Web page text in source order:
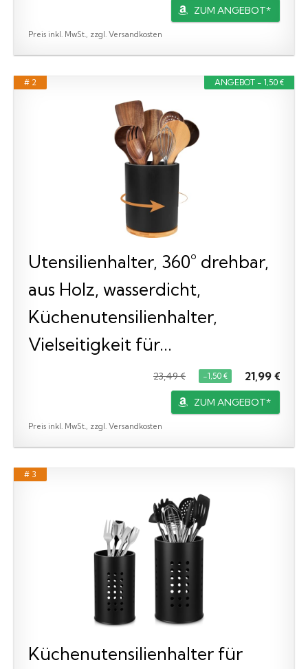
ZUM ANGEBOT*
Preis inkl. MwSt., zzgl. Versandkosten
ANGEBOT - 1,50 €
# 2
Utensilienhalter, 360° drehbar,
aus Holz, wasserdicht,
Küchenutensilienhalter,
Vielseitigkeit für...
23,49 € −1,50 € 21,99 €
ZUM ANGEBOT*
Preis inkl. MwSt., zzgl. Versandkosten
# 3
Küchenutensilienhalter für